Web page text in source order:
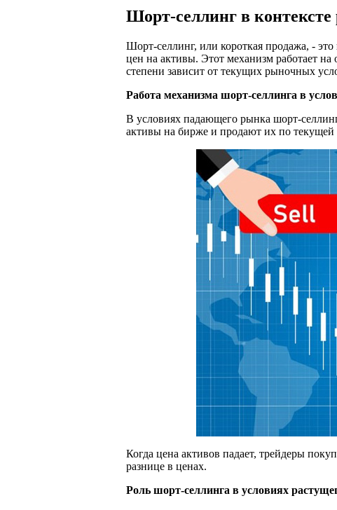
Шорт-селлинг в
Шорт-селлинг, или короткая продажа, - это
цен на активы. Этот механизм работает
степени зависит от текущих рыночных
Работа механизма шорт-селлинга в
В условиях падающего рынка шорт-
активы на бирже и продают их по
Когда цена активов падает, трейдеры
разнице в ценах.
Роль шорт-селлинга в условиях